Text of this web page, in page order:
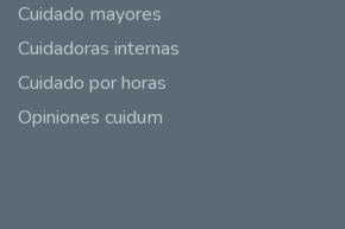
Cuidado mayores
Cuidadoras internas
Cuidado por horas
Opiniones cuidum